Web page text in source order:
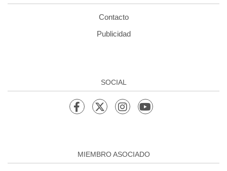
Contacto
Publicidad
SOCIAL
MIEMBRO ASOCIADO